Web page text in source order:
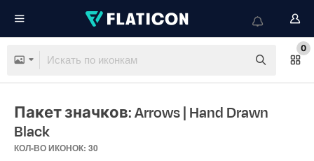
0
Пакет значков: Arrows| Hand Drawn
Black
КОЛ-ВО ИКОНОК: 30